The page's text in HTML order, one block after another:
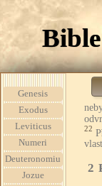
Bible
Genesis
Exodus
Leviticus
Numeri
Deuteronomiu
Jozue
22
2